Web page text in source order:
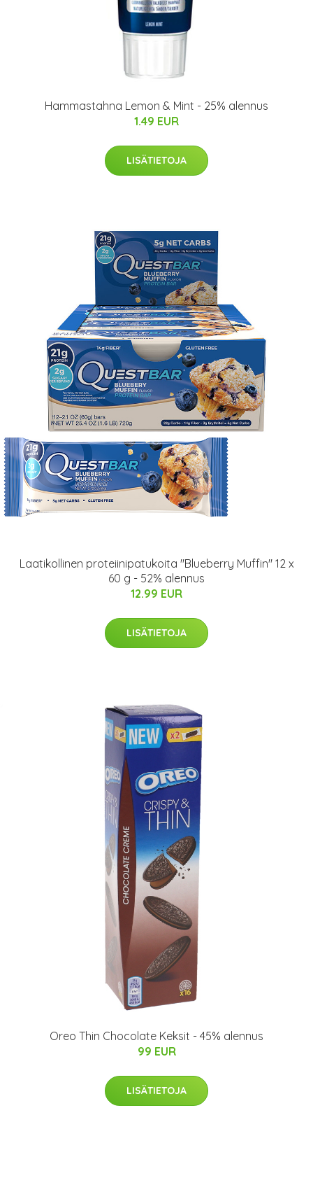
Hammastahna Lemon & Mint - 25% alennus
1.49 EUR
LISÄTIETOJA
Laatikollinen proteiinipatukoita "Blueberry Muffin" 12 x
60 g - 52% alennus
12.99 EUR
LISÄTIETOJA
Oreo Thin Chocolate Keksit - 45% alennus
99 EUR
LISÄTIETOJA